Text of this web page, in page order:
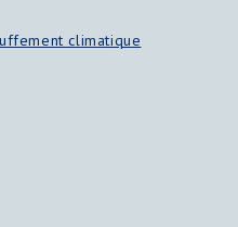
climatique